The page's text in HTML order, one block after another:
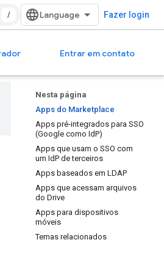
/ Fazer login
Entrar em contato
Nesta página
Apps do Marketplace
Apps pré-integrados para SSO
(Google como IdP)
Apps que usam o SSO com
um IdP de terceiros
Apps baseados em LDAP
Apps que acessam arquivos
do Drive
Apps para dispositivos
móveis
Temas relacionados